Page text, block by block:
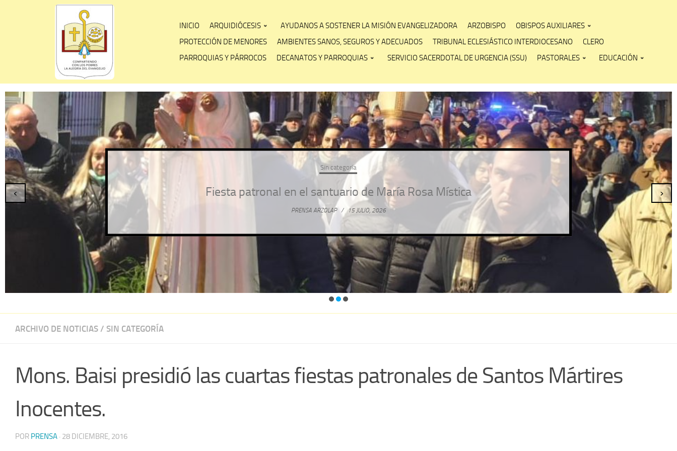
INICIO ARQUIDIÓCESIS AYUDANOS A SOSTENER LA MISIÓN EVANGELIZADORA ARZOBISPO
OBISPOS AUXILIARES
PROTECCIÓN DE MENORES
AMBIENTES SANOS, SEGUROS Y ADECUADOS TRIBUNAL ECLESIÁSTICO INTERDIOCESANO
CLERO
PARROQUIAS Y PÁRROCOS
DECANATOS Y PARROQUIAS SERVICIO SACERDOTAL DE URGENCIA (SSU) PASTORALES EDUCACIÓN
Sin categoría
Fiesta patronal en el santuario de María Rosa Mística
PRENSA ARZOLAP / 15 JULIO, 2026
‹ ›
ARCHIVO DE NOTICIAS / SIN CATEGORÍA
Mons. Baisi presidió las cuartas fiestas patronales de Santos Mártires
Inocentes.
POR PRENSA · 28 DICIEMBRE, 2016